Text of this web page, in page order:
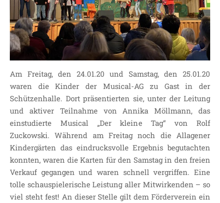
Am Freitag, den 24.01.20 und Samstag, den 25.01.20
waren die Kinder der Musical-AG zu Gast in der
Schützenhalle. Dort präsentierten sie, unter der Leitung
und aktiver Teilnahme von Annika Möllmann, das
einstudierte Musical „Der kleine Tag“ von Rolf
Zuckowski. Während am Freitag noch die Allagener
Kindergärten das eindrucksvolle Ergebnis begutachten
konnten, waren die Karten für den Samstag in den freien
Verkauf gegangen und waren schnell vergriffen. Eine
tolle schauspielerische Leistung aller Mitwirkenden – so
viel steht fest! An dieser Stelle gilt dem Förderverein ein